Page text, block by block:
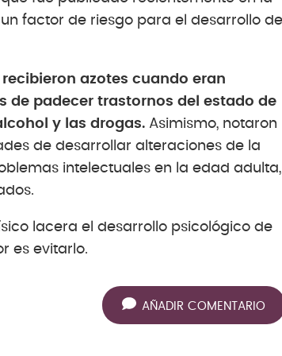
factor de riesgo para el desarrollo de
azotes cuando eran
de padecer trastornos del estado de
y las drogas. Asimismo, notaron
de desarrollar alteraciones de la
intelectuales en la edad adulta,
lacera el desarrollo psicológico de
es evitarlo.
AÑADIR COMENTARIO